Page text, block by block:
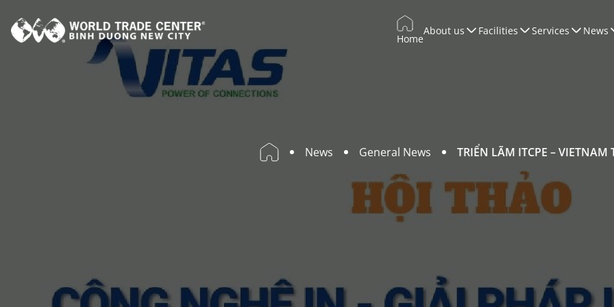
Home
About us Facilities Services
Marketing
News
News General News TRIỂN LÃM ITCPE – VIETNAM